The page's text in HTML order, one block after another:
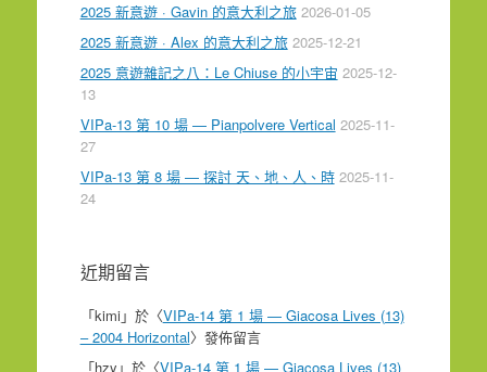
2025 新意遊 · Gavin 的意大利之旅 2026-01-05
2025 新意遊 · Alex 的意大利之旅 2025-12-21
2025 意遊雜記之八：Le Chiuse 的小宇宙 2025-12-
13
VIPa-13 第 10 場 — Pianpolvere Vertical 2025-11-
27
VIPa-13 第 8 場 — 探討 天、地、人、時 2025-11-
24
近期留言
「kimi 」於〈VIPa-14 第 1 場 — Giacosa Lives (13)
– 2004 Horizontal〉發佈留言
「hzy 」於〈VIPa-14 第 1 場 — Giacosa Lives (13)